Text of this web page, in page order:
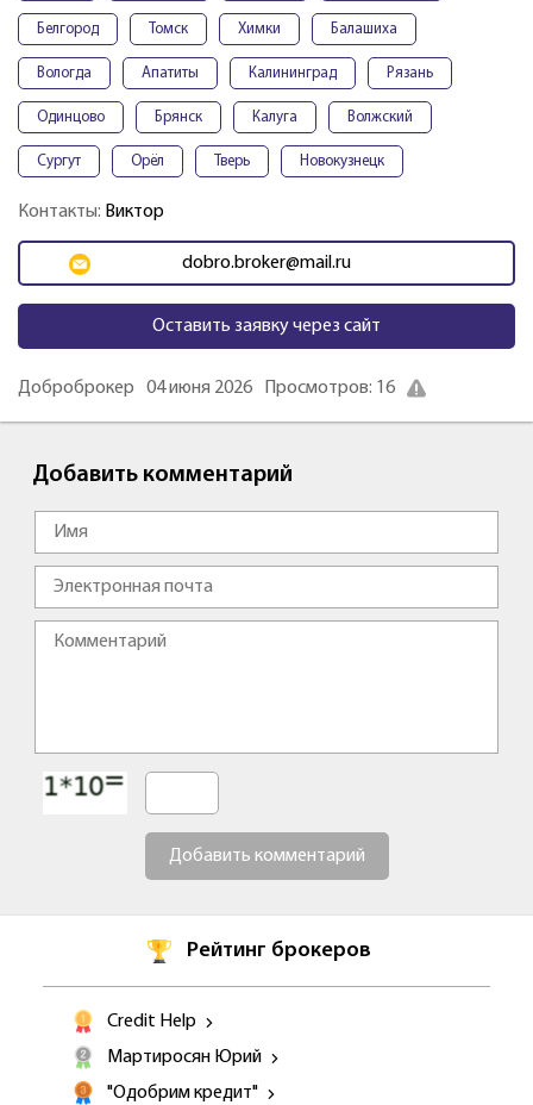
Белгород Томск Химки Балашиха
Вологда Апатиты Калининград Рязань
Одинцово Брянск Калуга Волжский
Сургут Орёл Тверь Новокузнецк
Контакты: Виктор
dobro.broker@mail.ru
Оставить заявку через сайт
Доброброкер 04 июня 2026 Просмотров: 16
Добавить комментарий
Добавить комментарий
Рейтинг брокеров
Credit Help
Мартиросян Юрий
"Одобрим кредит"